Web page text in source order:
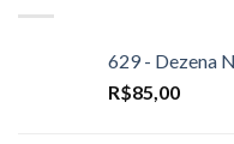
629 - Dezena
R$85,00